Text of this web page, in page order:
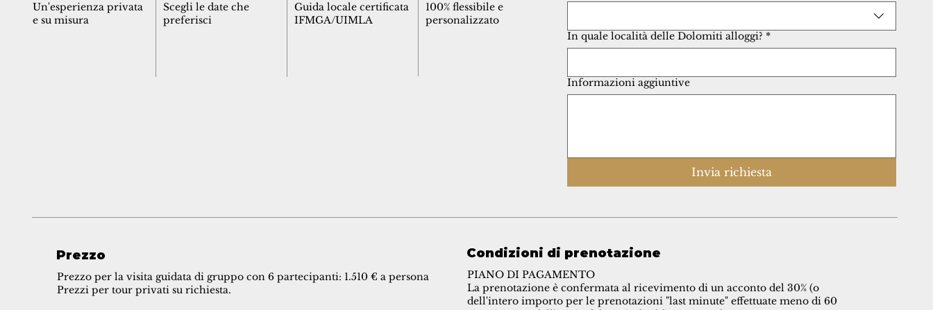
Un'esperienza privata
e su misura
Scegli le date che
preferisci
Guida locale certificata
IFMGA/UIMLA
100% flessibile e
personalizzato
In quale località delle Dolomiti alloggi? *
Informazioni aggiuntive
Invia richiesta
Prezzo
Prezzo per la visita guidata di gruppo con 6 partecipanti: 1.510 € a persona
Prezzi per tour privati su richiesta.
Condizioni di prenotazione
PIANO DI PAGAMENTO
La prenotazione è confermata al ricevimento di un acconto del 30% (o
dell'intero importo per le prenotazioni "last minute" effettuate meno di 60